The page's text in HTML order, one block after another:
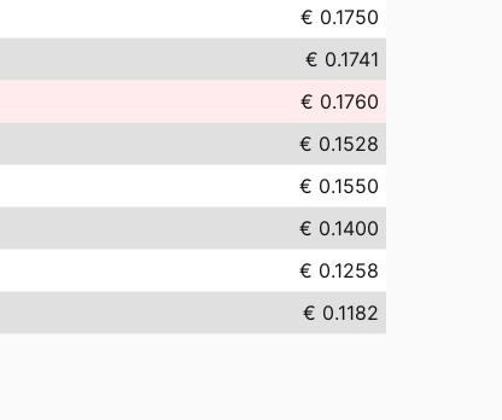
€ 0.1750
€ 0.1741
€ 0.1760
€ 0.1528
€ 0.1550
€ 0.1400
€ 0.1258
€ 0.1182